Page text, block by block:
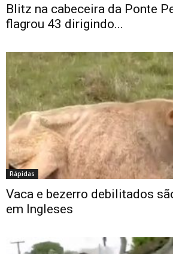
Blitz na cabeceira da Ponte
flagrou 43 dirigindo...
Rápidas
Vaca e bezerro debilitados
em Ingleses